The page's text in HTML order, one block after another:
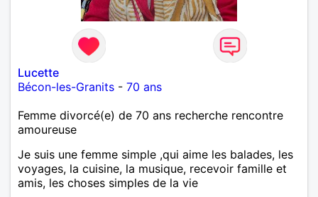
Lucette
Bécon-les-Granits - 70 ans
Femme divorcé(e) de 70 ans recherche rencontre
amoureuse
Je suis une femme simple ,qui aime les balades, les
voyages, la cuisine, la musique, recevoir famille et
amis, les choses simples de la vie